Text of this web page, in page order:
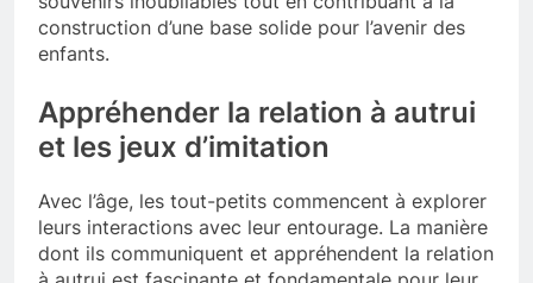
construction d’une base solide pour l’avenir des
enfants.
Appréhender la relation à autrui
et les jeux d’imitation
Avec l’âge, les tout-petits commencent à explorer
leurs interactions avec leur entourage. La manière
dont ils communiquent et appréhendent la relation